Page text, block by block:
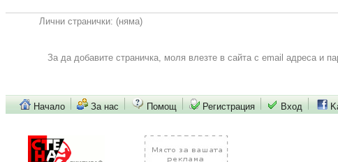
Лични странички: (няма)
За да добавите страничка, моля влезте в сайта с email адреса и
Начало За нас Помощ Регистрация Вход